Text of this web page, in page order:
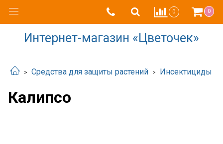
0 0
Интернет-магазин «Цветочек»
Средства для защиты растений Инсектициды
Калипсо